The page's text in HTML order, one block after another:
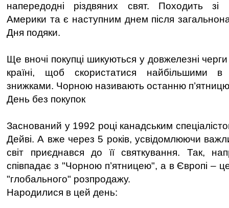
напередодні різдвяних свят. Походить зі
Америки та є наступним днем після
Дня подяки.
Ще вночі покупці шикуються у довжелезні
країні, щоб скористатися найбільшими в
знижками. Чорною називають останню п’ятницю
День без покупок
Заснований у 1992 році канадським
Дейві. А вже через 5 років, усвідомлюючи
світ приєднався до її святкування. Так,
співпадає з "Чорною п’ятницею", а в Європі –
"глобального" розпродажу.
Народилися в цей день: